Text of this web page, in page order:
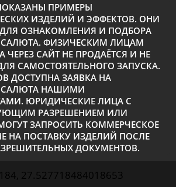
ПРИМЕРЫ
ИЗДЕЛИЙ И ЭФФЕКТОВ. ОНИ
ОЗНАКОМЛЕНИЯ И ПОДБОРА
ФИЗИЧЕСКИМ ЛИЦАМ
ЧЕРЕЗ САЙТ НЕ ПРОДАЁТСЯ И НЕ
САМОСТОЯТЕЛЬНОГО ЗАПУСКА.
ДОСТУПНА ЗАЯВКА НА
САЛЮТА НАШИМИ
ЮРИДИЧЕСКИЕ ЛИЦА С
РАЗРЕШЕНИЕМ ИЛИ
ЗАПРОСИТЬ КОММЕРЧЕСКОЕ
НА ПОСТАВКУ ИЗДЕЛИЙ ПОСЛЕ
ДОКУМЕНТОВ.
27.527718484018653